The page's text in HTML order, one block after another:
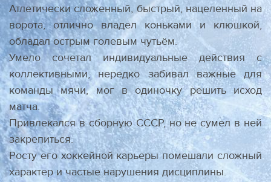
Атлетически сложенный, быстрый, нацеленный на
ворота, отлично владел коньками и клюшкой,
обладал острым голевым чутьём.
Умело сочетал индивидуальные действия с
коллективными, нередко забивал важные для
команды мячи, мог в одиночку решить исход
матча.
Привлекался в сборную СССР, но не сумел в ней
закрепиться.
Росту его хоккейной карьеры помешали сложный
характер и частые нарушения дисциплины.